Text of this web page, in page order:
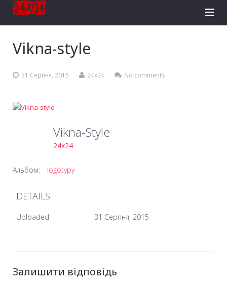
Розробка сайтів
Інтернет-магазини
Vikna-style
31 Серпня, 2015 24x24 No comments
Vikna-Style
24x24
Альбом: logotypy
DETAILS
Uploaded 31 Серпня, 2015
Залишити відповідь